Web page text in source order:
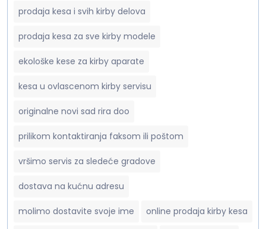
prodaja kesa i svih kirby delova
prodaja kesa za sve kirby modele
ekološke kese za kirby aparate
kesa u ovlascenom kirby servisu
originalne novi sad rira doo
prilikom kontaktiranja faksom ili poštom
vršimo servis za sledeće gradove
dostava na kućnu adresu
molimo dostavite svoje ime online prodaja kirby kesa